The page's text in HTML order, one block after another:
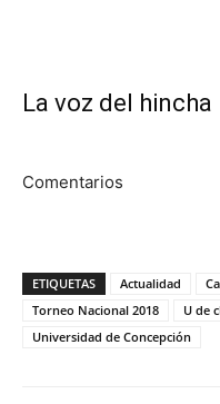
La voz del hincha
Comentarios
ETIQUETAS Actualidad
Torneo Nacional 2018
U de
Universidad de Concepción